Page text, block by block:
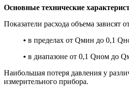
Основные технические
Показатели расхода объема зависят
• в пределах от Qмин до 0,1
• в диапазоне от 0,1 Qном до
Наибольшая потеря давления у
измерительного прибора.